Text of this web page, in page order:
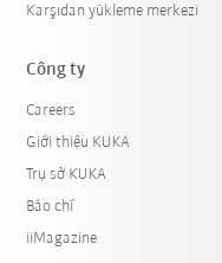
Karşıdan yükleme merkezi
Công ty
Careers
Giới thiệu KUKA
Trụ sở KUKA
Báo chí
iiMagazine